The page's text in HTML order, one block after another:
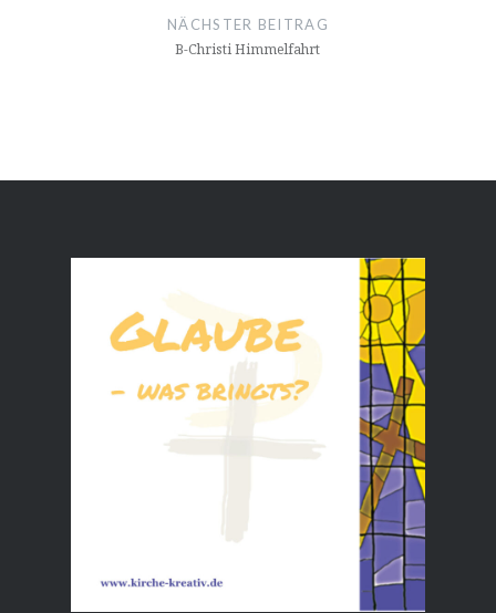
NÄCHSTER BEITRAG
B-Christi Himmelfahrt